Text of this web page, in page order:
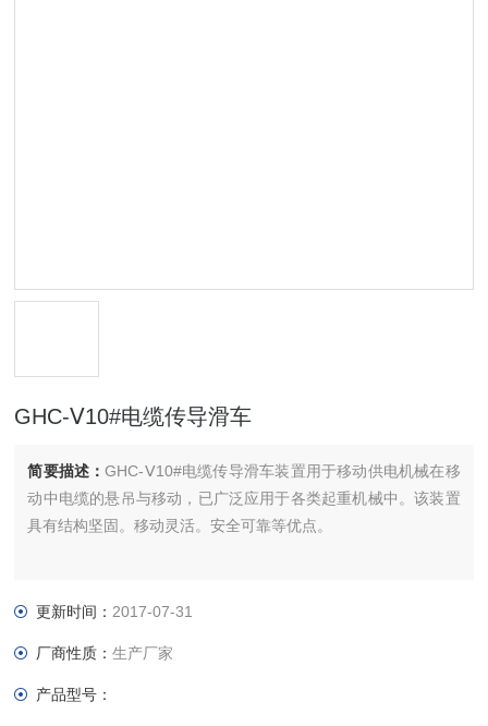
GHC-Ⅴ10#电缆传导滑车
简要描述：GHC-Ⅴ10#电缆传导滑车装置用于移动供电机械在移
动中电缆的悬吊与移动，已广泛应用于各类起重机械中。该装置
具有结构坚固。移动灵活。安全可靠等优点。
更新时间： 2017-07-31
厂商性质：生产厂家
产品型号：